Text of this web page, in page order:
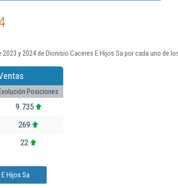
y 2024 de Dionisio Caceres E Hijos Sa por cada uno de
Posiciones
9.735
269
22
Hijos Sa